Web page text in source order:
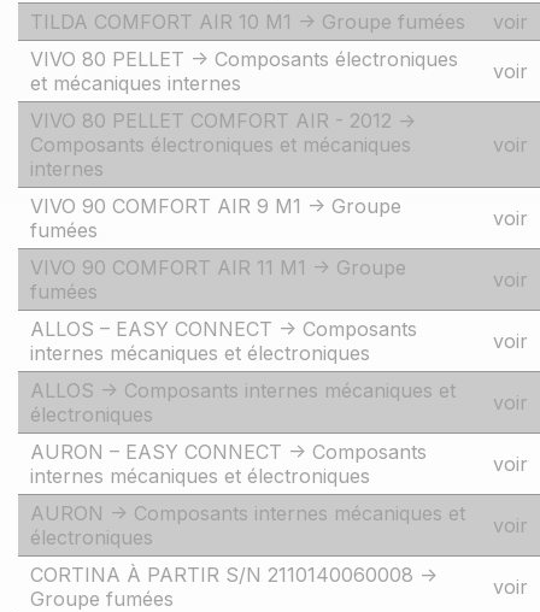
TILDA COMFORT AIR 10 M1 -> Groupe fumées
voir
VIVO 80 PELLET -> Composants électroniques
et mécaniques internes
voir
VIVO 80 PELLET COMFORT AIR - 2012 ->
Composants électroniques et mécaniques
internes
voir
VIVO 90 COMFORT AIR 9 M1 -> Groupe
fumées
voir
VIVO 90 COMFORT AIR 11 M1 -> Groupe
fumées
voir
ALLOS – EASY CONNECT -> Composants
internes mécaniques et électroniques
voir
ALLOS -> Composants internes mécaniques et
électroniques
voir
AURON – EASY CONNECT -> Composants
internes mécaniques et électroniques
voir
AURON -> Composants internes mécaniques et
électroniques
voir
CORTINA À PARTIR S/N 2110140060008 ->
Groupe fumées
voir